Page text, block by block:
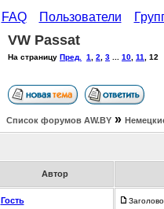
FAQ Пользователи
VW Passat
На страницу Пред. 1 2 3 10 11 12
Список форумов АW.BY»
Автор
Гость